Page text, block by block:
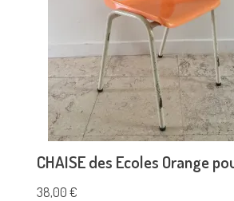
CHAISE des Ecoles Orange
38,00 €